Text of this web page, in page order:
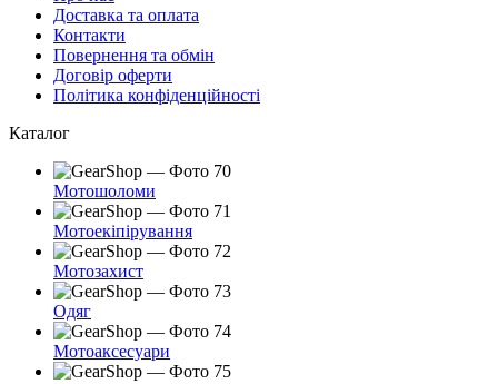
Доставка та оплата
Контакти
Повернення та обмін
Договір оферти
Політика конфіденційності
Каталог
Мотошоломи
Мотоекіпірування
Мотозахист
Одяг
Мотоаксесуари